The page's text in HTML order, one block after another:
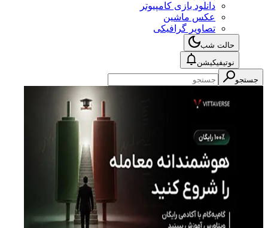
دانلود بازی کامپیوتر
عکس ماشین
تصاویر گرافیکی
حالت شب
نوتیفیکیشن
جستجو